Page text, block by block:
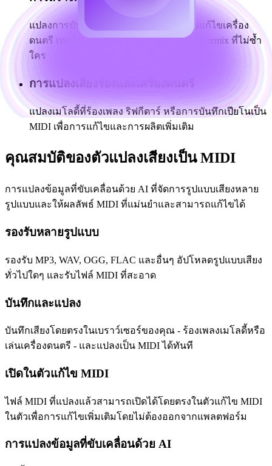
แปลงการบันทึกต้นฉบับเป็น MIDI จากนั้นแก้ไขเครื่อง
ดนตรี เทมโป และคีย์เพื่อสร้างคัฟเวอร์และ remix ที่ไม่ซ้ำ
ใคร
การแปลงเสียงร้องและเครื่องดนตรี
แปลงเมโลดี้ที่ร้องเพลง ริฟกีตาร์ หรือการบันทึกเปียโนเป็น
MIDI เพื่อการแก้ไขและการผลิตเพิ่มเติม
คุณสมบัติของตัวแปลงเสียงเป็น MIDI
การแปลงข้อมูลที่ขับเคลื่อนด้วย AI ที่จัดการรูปแบบเสียงหลาย
รูปแบบและให้ผลลัพธ์ MIDI ที่แม่นยำและสามารถแก้ไขได้
รองรับหลายรูปแบบ
รองรับ MP3, WAV, OGG, FLAC และอื่นๆ อัปโหลดรูปแบบเสียง
ทั่วไปใดๆ และรับไฟล์ MIDI ที่สะอาด
บันทึกและแปลง
บันทึกเสียงโดยตรงในเบราว์เซอร์ของคุณ - ร้องเพลงเมโลดี้หรือ
เล่นเครื่องดนตรี - และแปลงเป็น MIDI ได้ทันที
เปิดในตัวแก้ไข MIDI
ไฟล์ MIDI ที่แปลงแล้วสามารถเปิดได้โดยตรงในตัวแก้ไข MIDI
ในตัวเพื่อการแก้ไขเพิ่มเติมโดยไม่ต้องออกจากแพลตฟอร์ม
การแปลงข้อมูลที่ขับเคลื่อนด้วย AI